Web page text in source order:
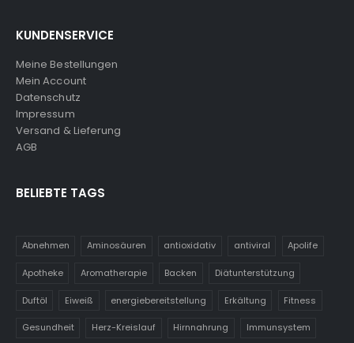
KUNDENSERVICE
Meine Bestellungen
Mein Account
Datenschutz
Impressum
Versand & Lieferung
AGB
BELIEBTE TAGS
Abnehmen Aminosäuren antioxidativ antiviral Apolife
Apotheke Aromatherapie Backen Diätunterstützung
Duftöl Eiweiß energiebereitstellung Erkältung Fitness
Gesundheit Herz-Kreislauf Hirnnahrung Immunsystem